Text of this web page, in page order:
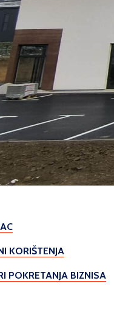
KORIŠTENJA
POKRETANJA BIZNISA